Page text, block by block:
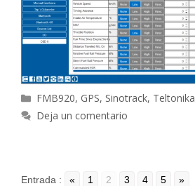
Categorías
FMB920, GPS, Sinotrack, Teltonika
Deja un comentario
Entrada : « 1 2 3 4 5 »